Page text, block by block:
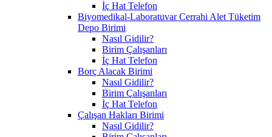
İç Hat Telefon
Biyomedikal-Laboratuvar Cerrahi Alet Tüketim
Depo Birimi
Nasıl Gidilir?
Birim Çalışanları
İç Hat Telefon
Borç Alacak Birimi
Nasıl Gidilir?
Birim Çalışanları
İç Hat Telefon
Çalışan Hakları Birimi
Nasıl Gidilir?